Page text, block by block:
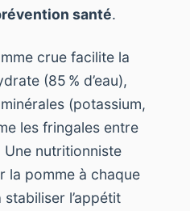
santé.
crue facilite la
(85 % d’eau),
(potassium,
les fringales entre
Une nutritionniste
la pomme à chaque
l’appétit